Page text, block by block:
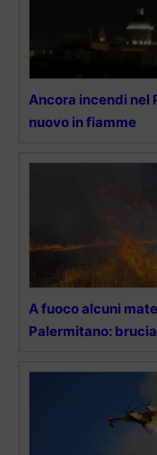
Ancora incendi nel
nuovo in fiamme
A fuoco alcuni
Palermitano: